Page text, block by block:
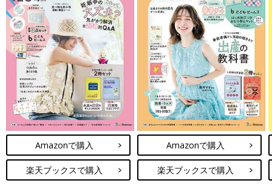
Amazonで購入
楽天ブックスで購入
Amazonで購入
楽天ブックスで購入